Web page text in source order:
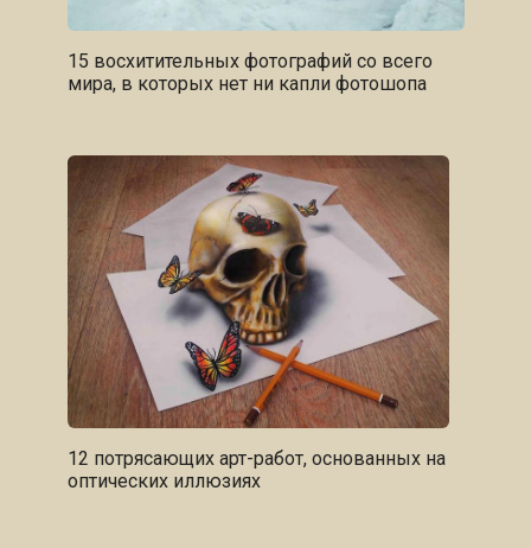
15 восхитительных фотографий со всего
мира, в которых нет ни капли фотошопа
12 потрясающих арт-работ, основанных на
оптических иллюзиях